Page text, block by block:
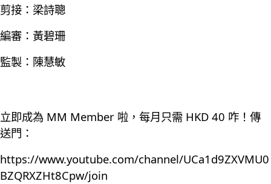
剪接：梁詩聰
編審：黃碧珊
監製：陳慧敏
立即成為 MM Member 啦，每月只需 HKD 40 咋！傳
送門：
https://www.youtube.com/channel/UCa1d9ZXVMU0
BZQRXZHt8Cpw/join